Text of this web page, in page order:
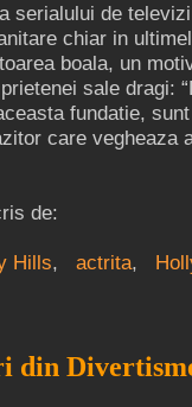
de
chiar in
boala, un
sale dragi:
fundatie,
care vegheaza
de:
Hills, actrita,
din